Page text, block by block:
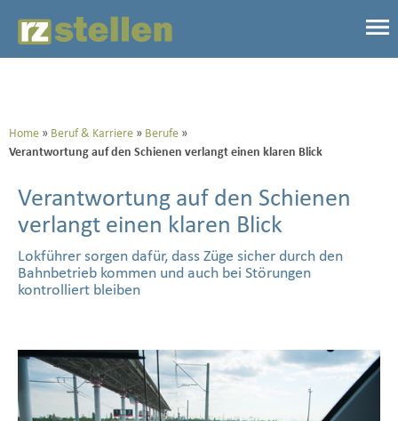
Home Beruf & Karriere
Berufe
Verantwortung auf den Schienen verlangt einen klaren Blick
Verantwortung auf den Schienen
verlangt einen klaren Blick
Lokführer sorgen dafür, dass Züge sicher durch den
Bahnbetrieb kommen und auch bei Störungen
kontrolliert bleiben